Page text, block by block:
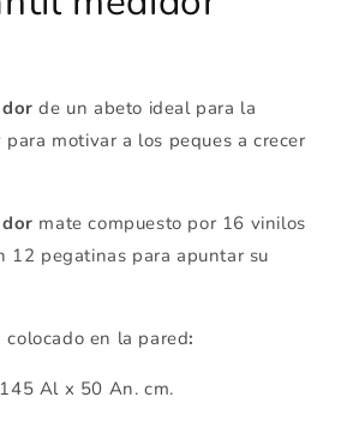
de un abeto ideal para la
motivar a los peques a crecer
mate compuesto por 16 vinilos
12 pegatinas para apuntar su
colocado en la pared:
Al x 50 An. cm.